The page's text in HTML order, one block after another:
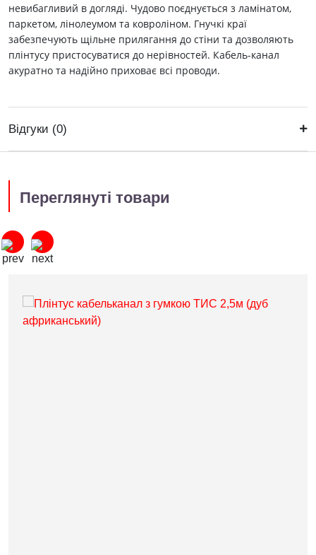
невибагливий в догляді. Чудово поєднується з ламінатом,
паркетом, лінолеумом та ковроліном. Гнучкі краї
забезпечують щільне прилягання до стіни та дозволяють
плінтусу пристосуватися до нерівностей. Кабель-канал
акуратно та надійно приховає всі проводи.
Відгуки (0)
Переглянуті товари